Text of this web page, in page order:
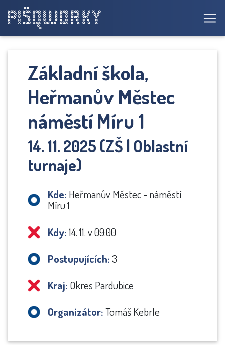
Základní škola,
Heřmanův Městec
náměstí Míru 1
14. 11. 2025 (ZŠ | Oblastní
turnaje)
Kde: Heřmanův Městec - náměstí
Míru 1
Kdy:14. 11. v 09:00
Postupujících:3
Kraj: Okres Pardubice
Organizátor:Tomáš Kebrle